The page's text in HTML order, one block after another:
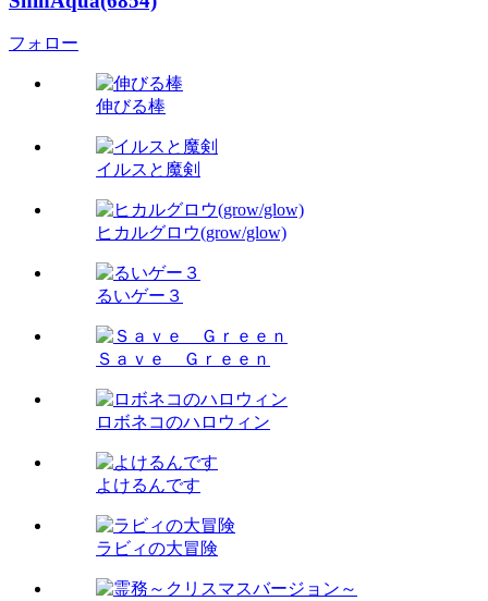
フォロー
伸びる棒
イルスと魔剣
ヒカルグロウ(grow/glow)
るいゲー３
Ｓａｖｅ Ｇｒｅｅｎ
ロボネコのハロウィン
よけるんです
ラビィの大冒険